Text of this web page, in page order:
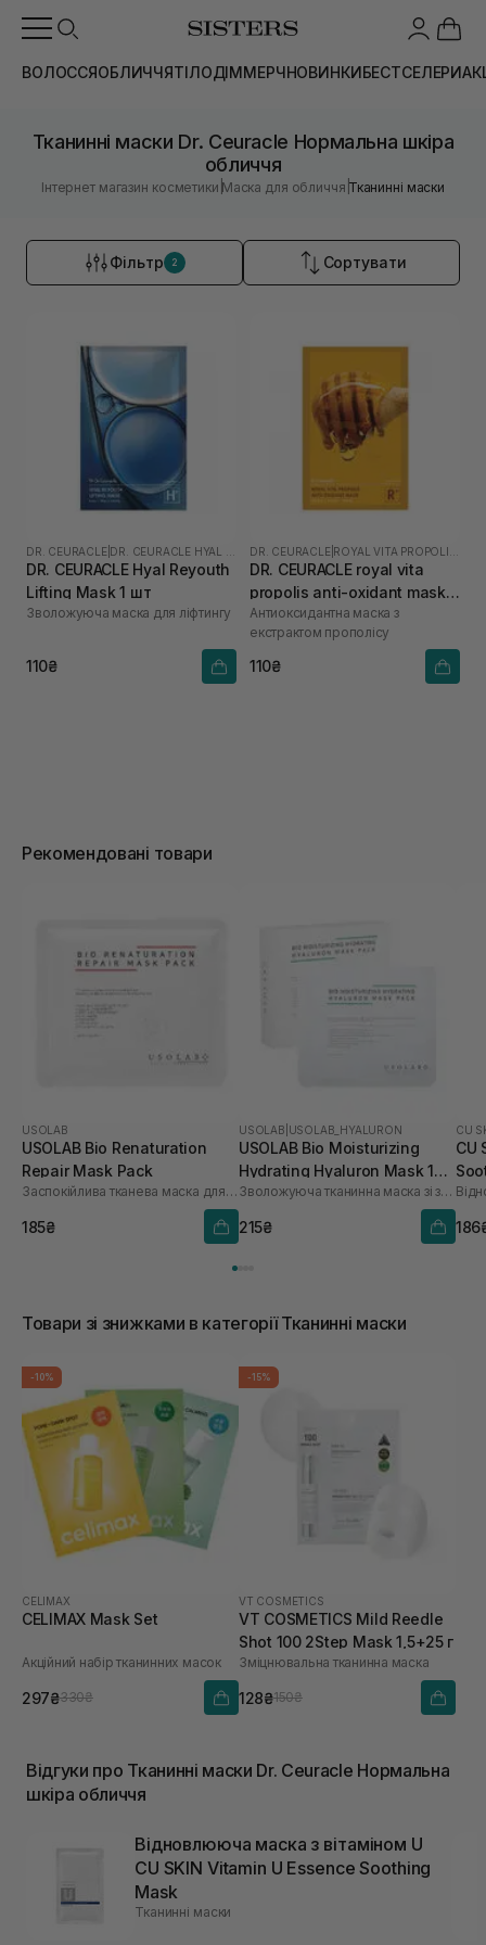
ВОЛОССЯОБЛИЧЧЯТІЛОДІММЕРЧНОВИНКИБЕСТСЕЛЕРИ
Тканинні маски Dr. Ceuracle Нормальна шкіра
обличчя
Інтернет магазин косметики |Маска для обличчя |Тканинні маски
Фільтр 2 Сортувати
DR. CEURACLE
DR. CEURACLE Hyal Reyouth
Lifting Mask 1 шт
Зволожуюча маска для ліфтингу
110₴
DR. CEURACLE
DR. CEURACLE royal vita
propolis anti-oxidant mask 1
шт
Антиоксидантна маска з
екстрактом прополісу
110₴
Рекомендовані товари
USOLAB
USOLAB Bio Renaturation
Repair Mask Pack
Заспокійлива тканева маска для обличчя
185₴
USOLAB USOLAB_HYALURON
USOLAB Bio Moisturizing
Hydrating Hyaluron Mask 1
шт
Зволожуюча тканинна маска зі заспокійливою та антивіковою дією
215₴
CU
CU
Товари зі знижками в категорії Тканинні маски
-10%
CELIMAX
CELIMAX Mask Set
Акційний набір тканинних масок
297₴330₴
-15%
VT COSMETICS
VT COSMETICS Mild Reedle
Shot 100 2Step Mask 1,5+25 г
Зміцнювальна тканинна маска
128₴150₴
Відгуки про Тканинні маски Dr. Ceuracle Нормальна
шкіра обличчя
Відновлююча маска з вітаміном U
CU SKIN Vitamin U Essence Soothing
Mask
Тканинні маски